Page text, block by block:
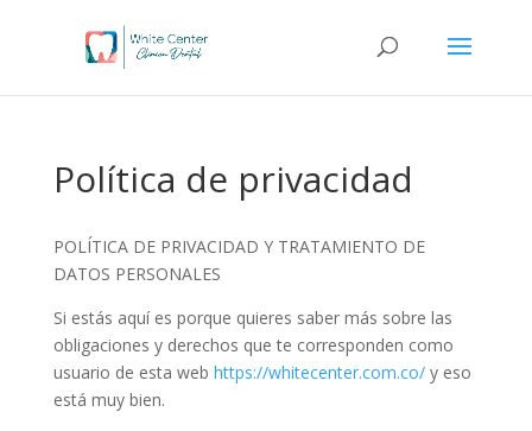
Política de privacidad
POLÍTICA DE PRIVACIDAD Y TRATAMIENTO DE
DATOS PERSONALES
Si estás aquí es porque quieres saber más sobre las
obligaciones y derechos que te corresponden como
usuario de esta web https://whitecenter.com.co/y eso
está muy bien.